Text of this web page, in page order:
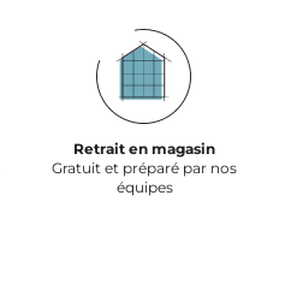
Retrait en magasin
Gratuit et préparé par nos
équipes